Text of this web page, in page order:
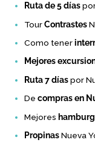
Ruta de 5 días
TourContrastes
Como tener
Mejores
Ruta 7 díaspor
De compras en
Mejores
PropinasNueva